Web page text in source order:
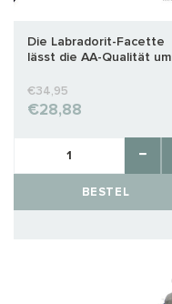
Die Labradorit-Facette
lässt die AA-Qualität um
oben und unten fallen
€34,95
€28,88
BESTEL